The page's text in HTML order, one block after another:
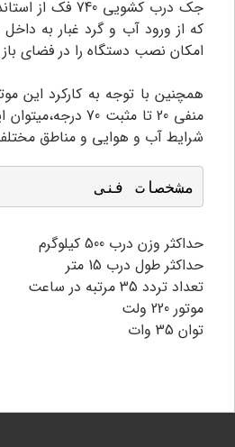
که از ورود آب و گرد غبار به
امکان نصب دستگاه را در فضای
همچنین با توجه به کارکرد این
منفی 20 تا مثبت 70
شرایط آب و هوایی و مناطق
مشخصات فنی
حداکثر وزن درب 500 کیلوگرم
حداکثر طول درب 15 متر
تعداد تردد 35 مرتبه در ساعت
موتور 220 ولت
توان 35 وات